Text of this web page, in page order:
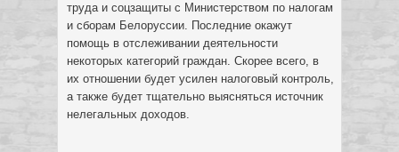
труда и соцзащиты с Министерством по налогам
и сборам Белоруссии. Последние окажут
помощь в отслеживании деятельности
некоторых категорий граждан. Скорее всего, в
их отношении будет усилен налоговый контроль,
а также будет тщательно выясняться источник
нелегальных доходов.